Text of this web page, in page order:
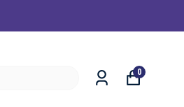
0